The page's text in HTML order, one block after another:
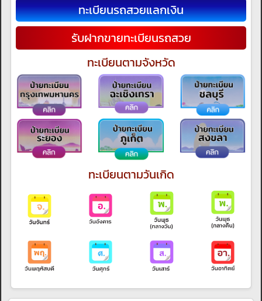
ทะเบียนรถสวยแลกเงิน
รับฝากขายทะเบียนรถสวย
ทะเบียนตามจังหวัด
ทะเบียนตามวันเกิด